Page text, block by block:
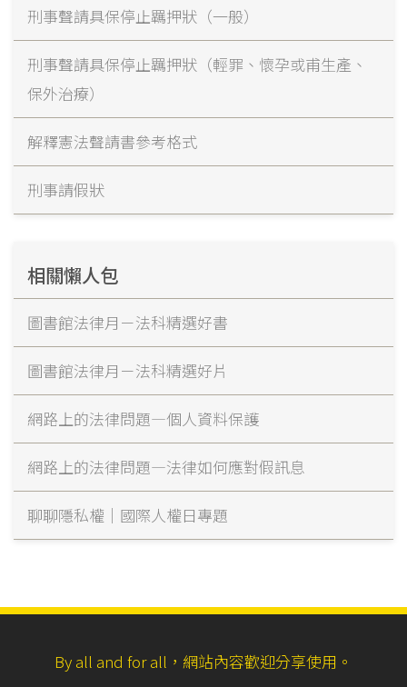
刑事聲請具保停止羈押狀（一般）
刑事聲請具保停止羈押狀（輕罪、懷孕或甫生產、
保外治療）
解釋憲法聲請書參考格式
刑事請假狀
相關懶人包
圖書館法律月－法科精選好書
圖書館法律月－法科精選好片
網路上的法律問題—個人資料保護
網路上的法律問題—法律如何應對假訊息
聊聊隱私權｜國際人權日專題
By all and for all，網站內容歡迎分享使用。